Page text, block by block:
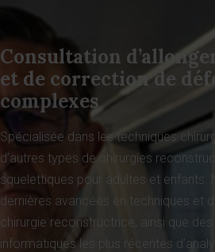
Consultation
et de correction de
complexes
Spécialisée dans les techniques
d’autres types de chirurgies
squelettiques pour adultes et enfants.
dernières avancées en techniques et
chirurgie reconstructrice, ainsi que des
informatiques les plus récentes